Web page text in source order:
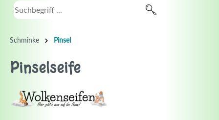
Schminke Pinsel
Pinselseife